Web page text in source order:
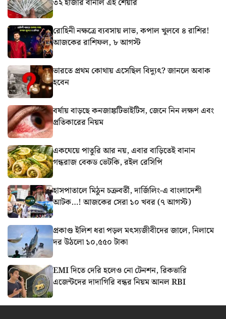
৩২ হাজার বানাল এই শেয়ার
রোহিনী নক্ষত্রে ব্যবসায় লাভ, কপাল খুলবে ৪ রাশির!
আজকের রাশিফল, ৮ আগস্ট
ভারতে প্রথম কোথায় এসেছিল বিদ্যুৎ? জানলে অবাক
হবেন
বর্ষায় বাড়ছে কনজাঙ্কটিভাইটিস, জেনে নিন লক্ষণ এবং
প্রতিকারের নিয়ম
একঘেয়ে পাতুরি আর নয়, এবার বাড়িতেই বানান
গন্ধরাজ বেকড ভেটকি, রইল রেসিপি
হাসপাতালে মিঠুন চক্রবর্তী, দার্জিলিং-এ বাংলাদেশী
আটক…! আজকের সেরা ১০ খবর (৭ আগস্ট)
প্রকাণ্ড ইলিশ ধরা পড়ল মৎস্যজীবীদের জালে, নিলামে
দর উঠলো ১০,৫৫০ টাকা
EMI দিতে দেরি হলেও নো টেনশন, রিকভারি
এজেন্টদের দাদাগিরি বন্ধর নিয়ম আনল RBI